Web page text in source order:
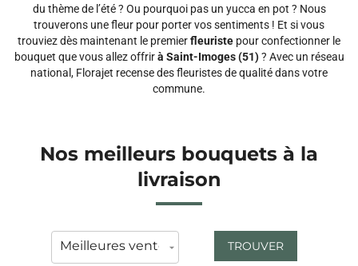
du thème de l’été ? Ou pourquoi pas un yucca en pot ? Nous
trouverons une fleur pour porter vos sentiments ! Et si vous
trouviez dès maintenant le premierfleuriste pour confectionner le
bouquet que vous allez offrirà Saint-Imoges (51)? Avec un réseau
national, Florajet recense des fleuristes de qualité dans votre
commune.
Nos meilleurs bouquets à la
livraison
TROUVER